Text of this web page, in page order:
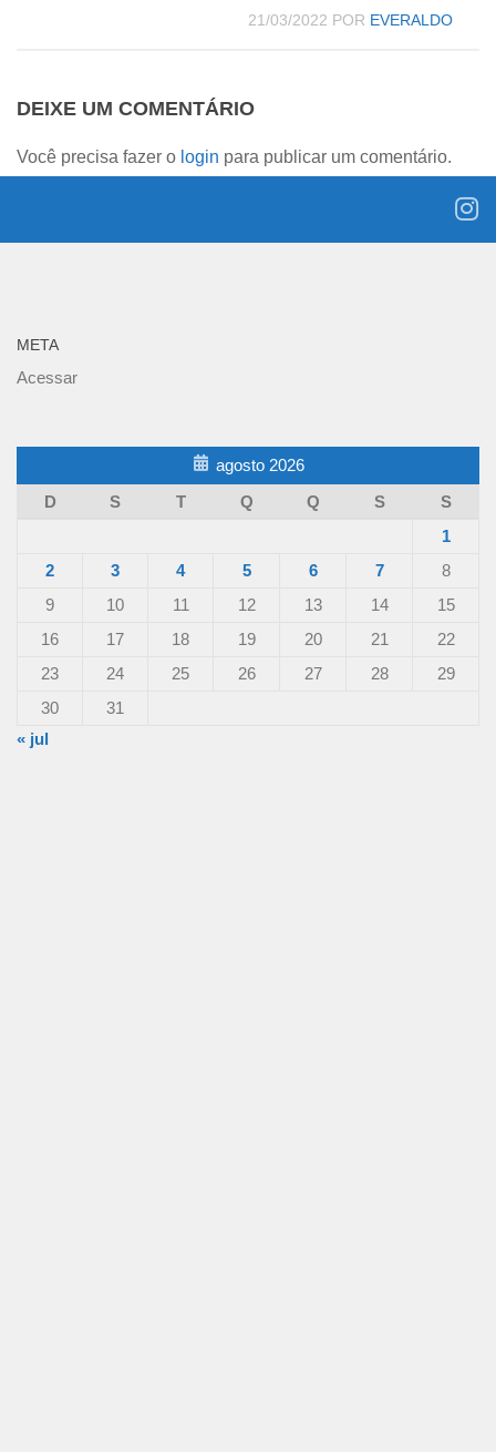
21/03/2022 POR EVERALDO
DEIXE UM COMENTÁRIO
Você precisa fazer o login para publicar um comentário.
META
Acessar
agosto 2026
D
S T Q Q S
S
1
2
3 4 5 6 7
8
9
10 11 12 13 14
15
16
17 18 19 20 21
22
23
24 25 26 27 28
29
30
31
« jul